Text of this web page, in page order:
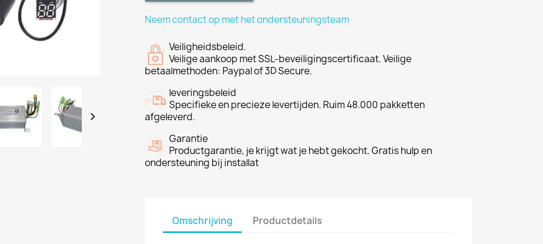

Neem contact op met het ondersteuningsteam
Veiligheidsbeleid.
Veilige aankoop met SSL-beveiligingscertificaat. Veilige
betaalmethoden: Paypal of 3D Secure.
leveringsbeleid
Specifieke en precieze levertijden. Ruim 48.000 pakketten
afgeleverd.
Garantie
Productgarantie, je krijgt wat je hebt gekocht. Gratis hulp en
ondersteuning bij installat
Omschrijving Productdetails